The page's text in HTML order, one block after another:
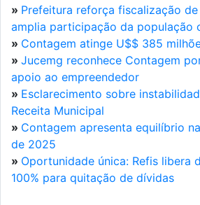
» Prefeitura reforça fiscalização
amplia participação da população
» Contagem atinge U$$ 385
» Jucemg reconhece Contagem
apoio ao empreendedor
» Esclarecimento sobre
Receita Municipal
» Contagem apresenta equilíbrio
de 2025
» Oportunidade única: Refis libera
100% para quitação de dívidas